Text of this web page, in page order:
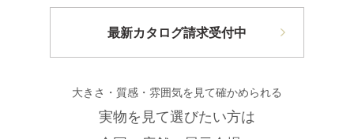
最新カタログ請求受付中
大きさ・質感・雰囲気を見て確かめられる
実物を見て選びたい方は